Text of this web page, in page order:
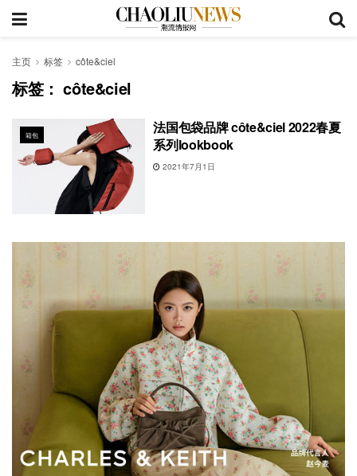
主页 标签 côte&ciel
标签：côte&ciel
箱包
法国包袋品牌 côte&ciel 2022春夏
系列lookbook
2021年7月1日